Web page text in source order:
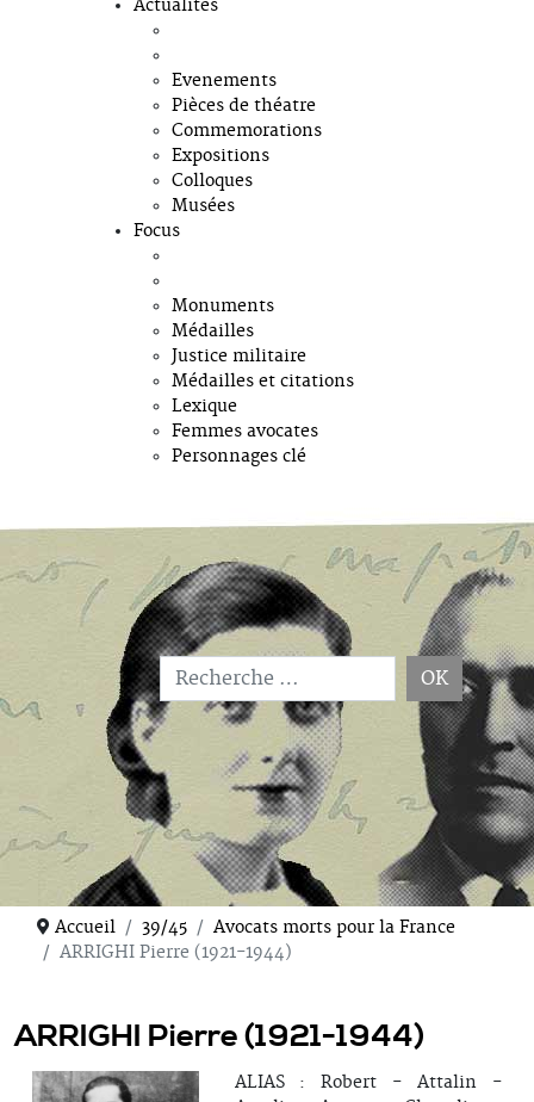
Actualités
Evenements
Pièces de théatre
Commemorations
Expositions
Colloques
Musées
Focus
Monuments
Médailles
Justice militaire
Médailles et citations
Lexique
Femmes avocates
Personnages clé
Type 2 or more characters for results.
OK
Accueil 39/45
Avocats morts pour la France
ARRIGHI Pierre (1921-1944)
ARRIGHI Pierre (1921-1944)
ALIAS : Robert - Attalin -